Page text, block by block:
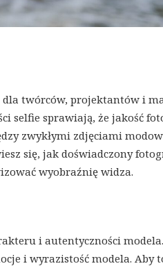
twórców, projektantów i
selfie sprawiają, że jakość
zwykłymi zdjęciami
się, jak doświadczony
wyobraźnię widza.
i autentyczności modela.
i wyrazistość modela. Aby